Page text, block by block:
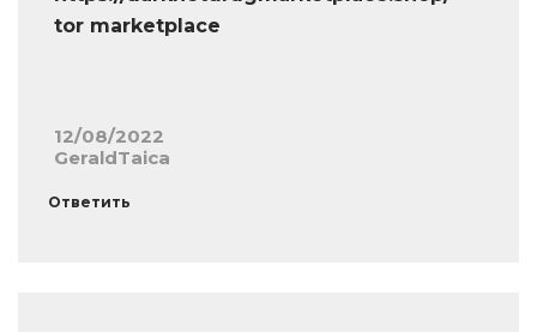
tor marketplace
12/08/2022
GeraldTaica
Ответить